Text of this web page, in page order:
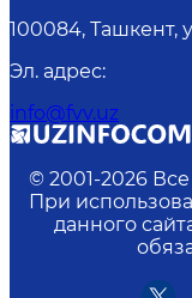
100084, Ташкент,
Эл. адрес:
info@fvv.uz
© 2001-2026
При
данного